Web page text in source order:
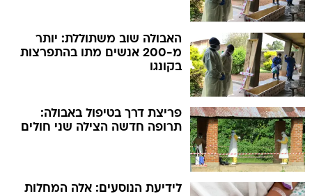
האבולה שוב משתוללת: יותר
מ-200 אנשים מתו בהתפרצות
בקונגו
פריצת דרך בטיפול באבולה:
תרופה חדשה הצילה שני חולים
לידיעת הנוסעים: אלה המחלות